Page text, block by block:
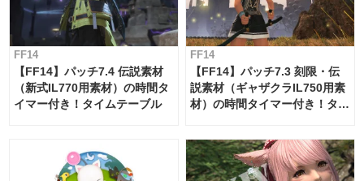
FF14
【FF14】パッチ7.4 伝説素材
（新式IL770用素材）の時間タ
イマー付き！タイムテーブル
FF14
【FF14】パッチ7.3 刻限・伝
説素材（ギャザクラIL750用素
材）の時間タイマー付き！タイ